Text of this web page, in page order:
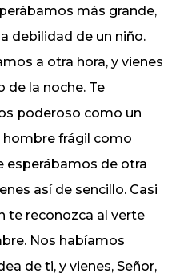
más grande,
debilidad de un niño.
a otra hora, y vienes
de la noche. Te
poderoso como un
hombre frágil como
esperábamos de otra
así de sencillo. Casi
te reconozca al verte
Nos habíamos
de ti, y vienes, Señor,